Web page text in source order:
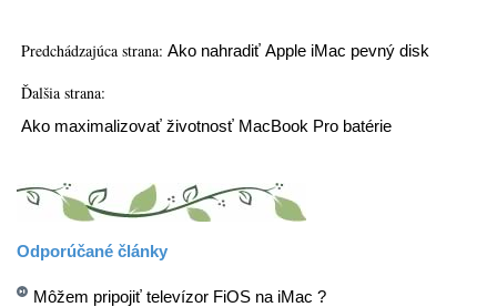
Predchádzajúca strana: Ako nahradiť Apple iMac pevný disk
Ďalšia strana:
Ako maximalizovať životnosť MacBook Pro batérie
Odporúčané články
Môžem pripojiť televízor FiOS na iMac ?